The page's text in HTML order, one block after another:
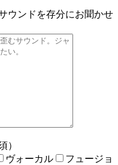
ウンドを存分にお聞かせ
）
ヴォーカル
フュージョ